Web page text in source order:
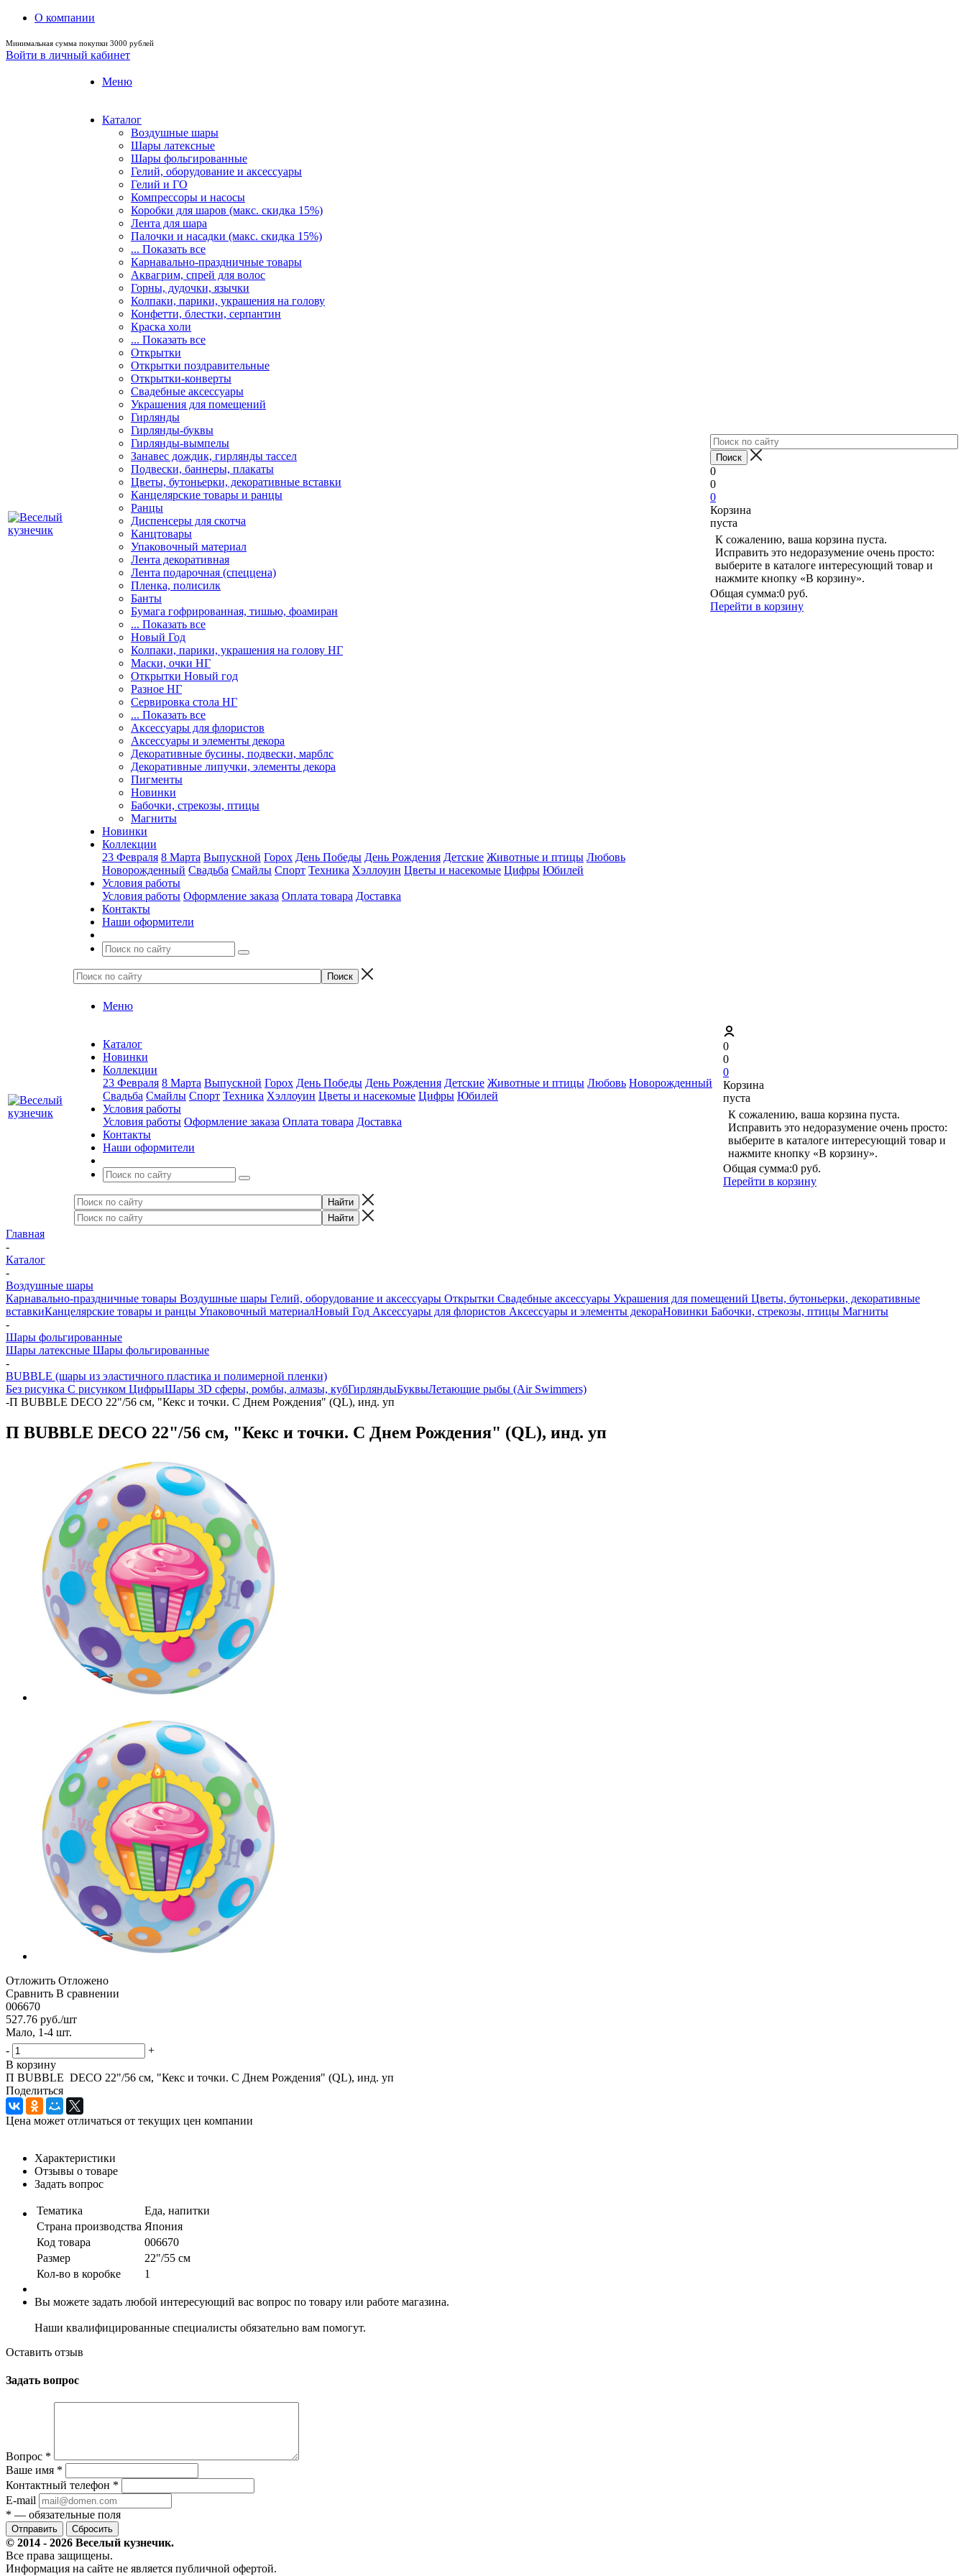
О компании
Минимальная сумма покупки 3000 рублей
Войти в личный кабинет
Меню
Каталог
Воздушные шары
Шары латексные
Шары фольгированные
Гелий, оборудование и аксессуары
Гелий и ГО
Компрессоры и насосы
Коробки для шаров (макс. скидка 15%)
Лента для шара
Палочки и насадки (макс. скидка 15%)
... Показать все
Карнавально-праздничные товары
Аквагрим, спрей для волос
Горны, дудочки, язычки
Колпаки, парики, украшения на голову
Конфетти, блестки, серпантин
Краска холи
... Показать все
Открытки
Открытки поздравительные
Открытки-конверты
Свадебные аксессуары
Украшения для помещений
Гирлянды
Гирлянды-буквы
Гирлянды-вымпелы
Занавес дождик, гирлянды тассел
Подвески, баннеры, плакаты
Цветы, бутоньерки, декоративные вставки
Канцелярские товары и ранцы
Ранцы
Диспенсеры для скотча
Канцтовары
Упаковочный материал
Лента декоративная
Лента подарочная (спеццена)
Пленка, полисилк
Банты
Бумага гофрированная, тишью, фоамиран
... Показать все
Новый Год
Колпаки, парики, украшения на голову НГ
Маски, очки НГ
Открытки Новый год
Разное НГ
Сервировка стола НГ
... Показать все
Аксессуары для флористов
Аксессуары и элементы декора
Декоративные бусины, подвески, марблс
Декоративные липучки, элементы декора
Пигменты
Новинки
Бабочки, стрекозы, птицы
Магниты
Новинки
Коллекции
23 Февраля 8 Марта Выпускной Горох День Победы День Рождения Детские Животные и птицы Любовь
Новорожденный Свадьба Смайлы Спорт Техника Хэллоуин Цветы и насекомые Цифры Юбилей
Условия работы
Условия работы Оформление заказа Оплата товара Доставка
Контакты
Наши оформители
0
0
0
Корзина
пуста
К сожалению, ваша корзина пуста.
Исправить это недоразумение очень просто:
выберите в каталоге интересующий товар и
нажмите кнопку «В корзину».
Общая сумма:0 руб.
Перейти в корзину
Меню
Каталог
Новинки
Коллекции
23 Февраля 8 Марта Выпускной Горох День Победы День Рождения Детские Животные и птицы Любовь Новорожденный
Свадьба Смайлы Спорт Техника Хэллоуин Цветы и насекомые Цифры Юбилей
Условия работы
Условия работы Оформление заказа Оплата товара Доставка
Контакты
Наши оформители
0
0
0
Корзина
пуста
К сожалению, ваша корзина пуста.
Исправить это недоразумение очень просто:
выберите в каталоге интересующий товар и
нажмите кнопку «В корзину».
Общая сумма:0 руб.
Перейти в корзину
Главная
-
Каталог
-
Воздушные шары
Карнавально-праздничные товары Воздушные шары Гелий, оборудование и аксессуары Открытки Свадебные аксессуары Украшения для помещений Цветы, бутоньерки, декоративные
вставкиКанцелярские товары и ранцы Упаковочный материалНовый Год Аксессуары для флористов Аксессуары и элементы декораНовинки Бабочки, стрекозы, птицы Магниты
-
Шары фольгированные
Шары латексные Шары фольгированные
-
BUBBLE (шары из эластичного пластика и полимерной пленки)
Без рисунка С рисунком ЦифрыШары 3D сферы, ромбы, алмазы, кубГирляндыБуквыЛетающие рыбы (Air Swimmers)
-П BUBBLE DECO 22"/56 см, "Кекс и точки. С Днем Рождения" (QL), инд. уп
П BUBBLE DECO 22"/56 см, "Кекс и точки. С Днем Рождения" (QL), инд. уп
Отложить Отложено
Сравнить В сравнении
006670
527.76 руб./шт
Мало, 1-4 шт.
-
+
В корзину
П BUBBLE DECO 22"/56 см, "Кекс и точки. С Днем Рождения" (QL), инд. уп
Поделиться
Цена может отличаться от текущих цен компании
Характеристики
Отзывы о товаре
Задать вопрос
Тематика
Еда, напитки
Страна производства Япония
Код товара
006670
Размер
22"/55 см
Кол-во в коробке
1
Вы можете задать любой интересующий вас вопрос по товару или работе магазина.
Наши квалифицированные специалисты обязательно вам помогут.
Оставить отзыв
Задать вопрос
Вопрос *
Ваше имя *
Контактный телефон *
E-mail
* — обязательные поля
Сбросить
© 2014 - 2026 Веселый кузнечик.
Все права защищены.
Информация на сайте не является публичной офертой.